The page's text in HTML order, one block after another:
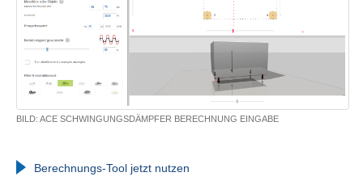
BILD: ACE SCHWINGUNGSDÄMPFER BERECHNUNG EINGABE
Berechnungs-Tool jetzt nutzen